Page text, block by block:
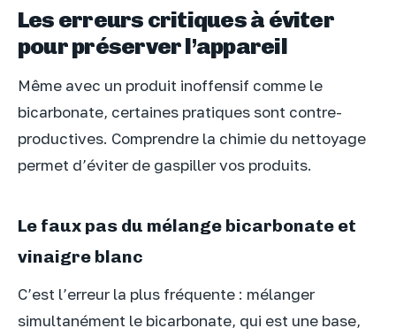
Les erreurs critiques à éviter
pour préserver l’appareil
Même avec un produit inoffensif comme le
bicarbonate, certaines pratiques sont contre-
productives. Comprendre la chimie du nettoyage
permet d’éviter de gaspiller vos produits.
Le faux pas du mélange bicarbonate et
vinaigre blanc
C’est l’erreur la plus fréquente : mélanger
simultanément le bicarbonate, qui est une base,